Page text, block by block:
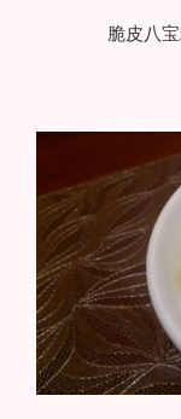
脆皮八